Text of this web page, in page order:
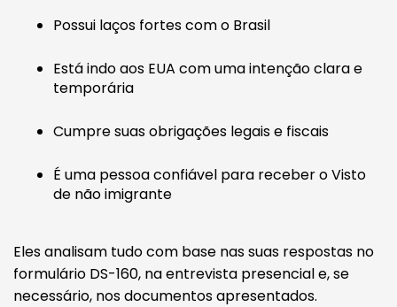
Possui laços fortes com o Brasil
Está indo aos EUA com uma intenção clara e
temporária
Cumpre suas obrigações legais e fiscais
É uma pessoa confiável para receber o Visto
de não imigrante
Eles analisam tudo com base nas suas respostas no
formulário DS-160, na entrevista presencial e, se
necessário, nos documentos apresentados.